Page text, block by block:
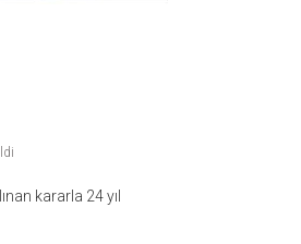
kararla 24 yıl